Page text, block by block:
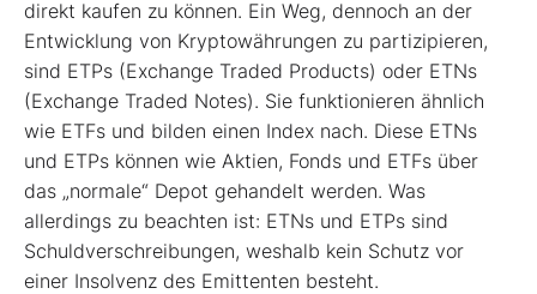
direkt kaufen zu können. Ein Weg, dennoch an der
Entwicklung von Kryptowährungen zu partizipieren,
sind ETPs (Exchange Traded Products) oder ETNs
(Exchange Traded Notes). Sie funktionieren ähnlich
wie ETFs und bilden einen Index nach. Diese ETNs
und ETPs können wie Aktien, Fonds und ETFs über
das „normale“ Depot gehandelt werden. Was
allerdings zu beachten ist: ETNs und ETPs sind
Schuldverschreibungen, weshalb kein Schutz vor
einer Insolvenz des Emittenten besteht.